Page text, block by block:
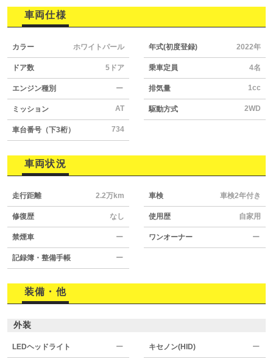
車両仕様
カラー ホワイトパール 年式(初度登録) 2022年
ドア数 5ドア 乗車定員 4名
エンジン種別 ー 排気量 1cc
ミッション AT 駆動方式 2WD
車台番号（下3桁） 734
車両状況
走行距離 2.2万km 車検 車検2年付き
修復歴 なし 使用歴 自家用
禁煙車 ー ワンオーナー ー
記録簿・整備手帳 ー
装備・他
外装
LEDヘッドライト ー キセノン(HID) ー